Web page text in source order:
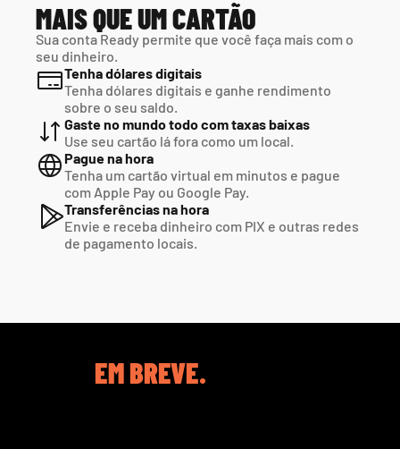
MAIS QUE UM CARTÃO
Sua conta Ready permite que você faça mais com o
seu dinheiro.
Tenha dólares digitais
Tenha dólares digitais e ganhe rendimento
sobre o seu saldo.
Gaste no mundo todo com taxas baixas
Use seu cartão lá fora como um local.
Pague na hora
Tenha um cartão virtual em minutos e pague
com Apple Pay ou Google Pay.
Transferências na hora
Envie e receba dinheiro com PIX e outras redes
de pagamento locais.
EM BREVE.